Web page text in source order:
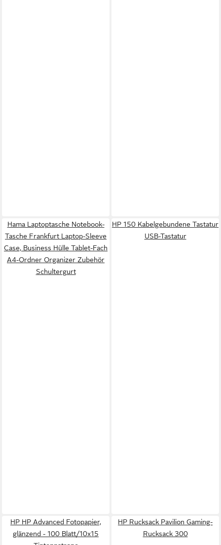
Hama Laptoptasche Notebook-
Tasche Frankfurt Laptop-Sleeve
Case, Business Hülle Tablet-Fach
A4-Ordner Organizer Zubehör
Schultergurt
HP 150 Kabelgebundene Tastatur
USB-Tastatur
HP HP Advanced Fotopapier,
glänzend - 100 Blatt/10x15
HP Rucksack Pavilion Gaming-
Rucksack 300